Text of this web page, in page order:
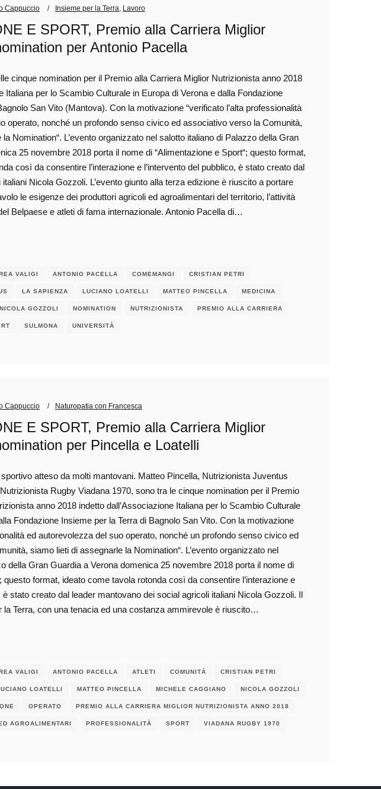
Cappuccio Insieme per la Terra Lavoro
E SPORT, Premio alla Carriera Miglior
per Antonio Pacella
cinque nomination per il Premio alla Carriera Miglior Nutrizionista anno 2018
Italiana per lo Scambio Culturale in Europa di Verona e dalla Fondazione
San Vito (Mantova). Con la motivazione “verificato l’alta professionalità
operato, nonché un profondo senso civico ed associativo verso la Comunità,
Nomination“. L’evento organizzato nel salotto italiano di Palazzo della Gran
25 novembre 2018 porta il nome di “Alimentazione e Sport“; questo format,
così da consentire l’interazione e l’intervento del pubblico, è stato creato dal
Nicola Gozzoli. L’evento giunto alla terza edizione è riuscito a portare
le esigenze dei produttori agricoli ed agroalimentari del territorio, l’attività
Belpaese e atleti di fama internazionale. Antonio Pacella di…
VALIGI ANTONIO PACELLA COMEMANGI CRISTIAN PETRI
LA SAPIENZA LUCIANO LOATELLI MATTEO PINCELLA MEDICINA
NICOLA GOZZOLI NOMINATION NUTRIZIONISTA PREMIO ALLA CARRIERA
SULMONA UNIVERSITÀ
Cappuccio Naturopatia con Francesca
E SPORT, Premio alla Carriera Miglior
per Pincella e Loatelli
sportivo atteso da molti mantovani. Matteo Pincella, Nutrizionista Juventus
Rugby Viadana 1970, sono tra le cinque nomination per il Premio
anno 2018 indetto dall’Associazione Italiana per lo Scambio Culturale
Fondazione Insieme per la Terra di Bagnolo San Vito. Con la motivazione
ed autorevolezza del suo operato, nonché un profondo senso civico ed
siamo lieti di assegnarle la Nomination“. L’evento organizzato nel
della Gran Guardia a Verona domenica 25 novembre 2018 porta il nome di
questo format, ideato come tavola rotonda così da consentire l’interazione e
è stato creato dal leader mantovano dei social agricoli italiani Nicola Gozzoli. Il
la Terra, con una tenacia ed una costanza ammirevole è riuscito…
VALIGI ANTONIO PACELLA ATLETI COMUNITÀ CRISTIAN PETRI
LOATELLI MATTEO PINCELLA MICHELE CAGGIANO NICOLA GOZZOLI
OPERATO PREMIO ALLA CARRIERA MIGLIOR NUTRIZIONISTA ANNO 2018
AGROALIMENTARI PROFESSIONALITÀ SPORT VIADANA RUGBY 1970